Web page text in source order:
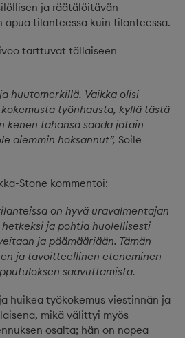
ja räätälöitävän
apua tilanteessa kuin tilanteessa.
tarttuvat tällaiseen
huutomerkillä. Vaikka olisi
työnhausta, kyllä tästä
kenen tahansa saada jotain
aiemmin hoksannut”, Soile
Stone kommentoi:
on hyvä uravalmentajan
ja pohtia huolellisesti
ja päämääriään. Tämän
ja tavoitteellinen eteneminen
saavuttamista.
huikea työkokemus viestinnän ja
mikä välittyi myös
osalta; hän on nopea